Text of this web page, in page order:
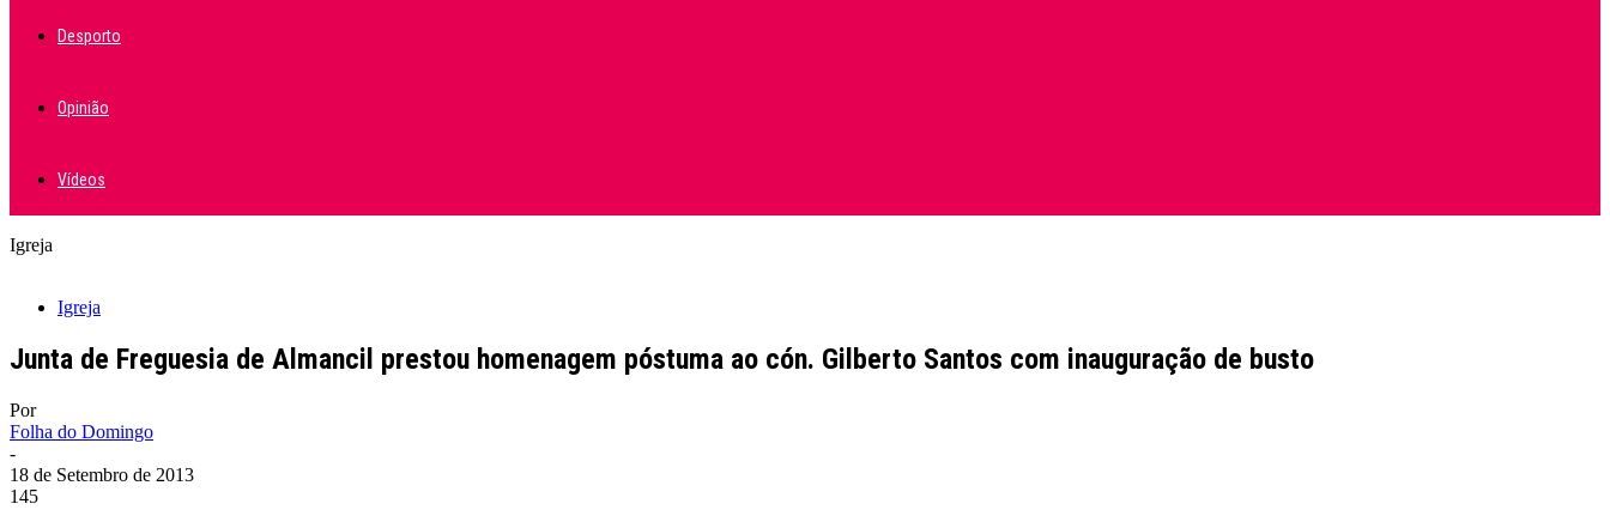
Desporto
Opinião
Vídeos
Igreja
Igreja
Junta de Freguesia de Almancil prestou homenagem póstuma ao cón. Gilberto Santos com inauguração de busto
Por
Folha do Domingo
-
18 de Setembro de 2013
145